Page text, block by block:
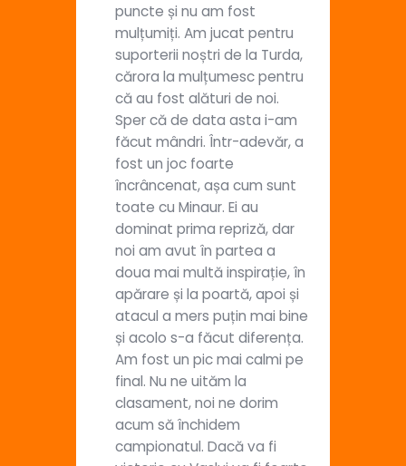
puncte și nu am fost
mulțumiți. Am jucat pentru
suporterii noștri de la Turda,
cărora la mulțumesc pentru
că au fost alături de noi.
Sper că de data asta i-am
făcut mândri. Într-adevăr, a
fost un joc foarte
încrâncenat, așa cum sunt
toate cu Minaur. Ei au
dominat prima repriză, dar
noi am avut în partea a
doua mai multă inspirație, în
apărare și la poartă, apoi și
atacul a mers puțin mai bine
și acolo s-a făcut diferența.
Am fost un pic mai calmi pe
final. Nu ne uităm la
clasament, noi ne dorim
acum să închidem
campionatul. Dacă va fi